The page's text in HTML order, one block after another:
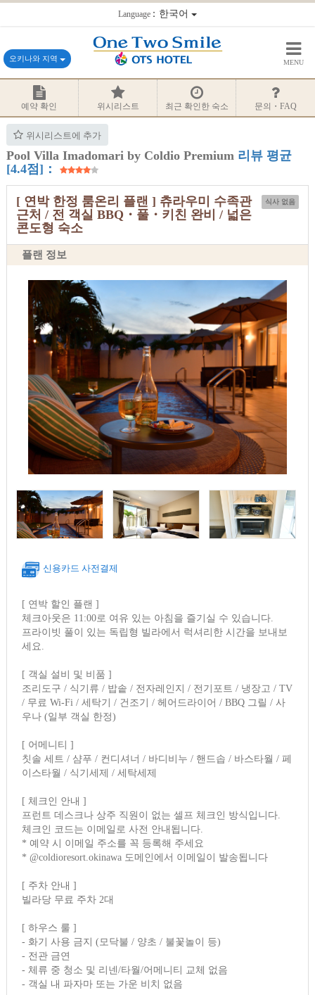
Language：한국어
오키나와 지역 MENU
예약 확인 위시리스트 최근 확인한 숙소 문의・FAQ
위시리스트에 추가
Pool Villa Imadomari by Coldio Premium 리뷰 평균
[4.4점]：
식사 없음
[ 연박 한정 룸온리 플랜 ] 츄라우미 수족관
근처 / 전 객실 BBQ・풀・키친 완비 / 넓은
콘도형 숙소
플랜 정보
신용카드 사전결제
[ 연박 할인 플랜 ]
체크아웃은 11:00로 여유 있는 아침을 즐기실 수 있습니다.
프라이빗 풀이 있는 독립형 빌라에서 럭셔리한 시간을 보내보
세요.
[ 객실 설비 및 비품 ]
조리도구 / 식기류 / 밥솥 / 전자레인지 / 전기포트 / 냉장고 / TV
/ 무료 Wi-Fi / 세탁기 / 건조기 / 헤어드라이어 / BBQ 그릴 / 사
우나 (일부 객실 한정)
[ 어메니티 ]
칫솔 세트 / 샴푸 / 컨디셔너 / 바디비누 / 핸드솝 / 바스타월 / 페
이스타월 / 식기세제 / 세탁세제
[ 체크인 안내 ]
프런트 데스크나 상주 직원이 없는 셀프 체크인 방식입니다.
체크인 코드는 이메일로 사전 안내됩니다.
* 예약 시 이메일 주소를 꼭 등록해 주세요
* @coldioresort.okinawa 도메인에서 이메일이 발송됩니다
[ 주차 안내 ]
빌라당 무료 주차 2대
[ 하우스 룰 ]
- 화기 사용 금지 (모닥불 / 양초 / 불꽃놀이 등)
- 전관 금연
- 체류 중 청소 및 리넨/타월/어메니티 교체 없음
- 객실 내 파자마 또는 가운 비치 없음